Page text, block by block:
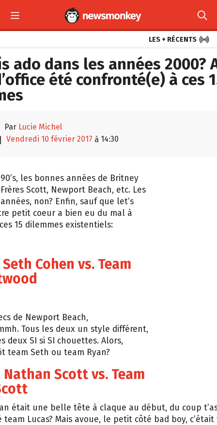
 
LES + RÉCENTS 
ado dans les années 2000?
été confronté(e) à ces
par Lucie Michel
vendredi 10 février 2017 à 14:30
les bonnes années de Britney
Scott, Newport Beach, etc. Les
non? Enfin, sauf que let’s
petit coeur a bien eu du mal à
15 dilemmes existentiels:
Seth Cohen vs. Team
de Newport Beach,
Tous les deux un style différent,
deux SI si SI chouettes. Alors,
team Seth ou team Ryan?
Nathan Scott vs. Team
était une belle tête à claque au début, du coup
Lucas? Mais avoue, le petit côté bad boy,